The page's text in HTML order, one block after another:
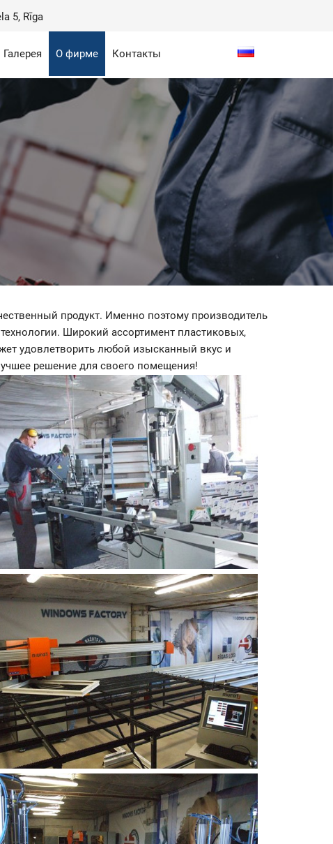
5, Rīga
Галерея О фирме Контакты
продукт. Именно поэтому производитель
Широкий ассортимент пластиковых,
удовлетворить любой изысканный вкус и
решение для своего помещения!